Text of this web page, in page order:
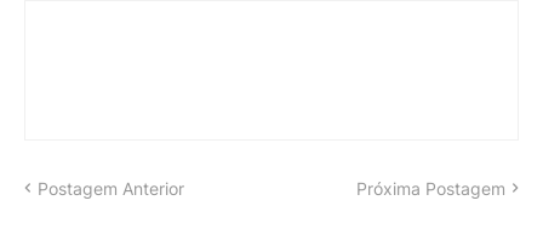
Postagem Anterior Próxima Postagem